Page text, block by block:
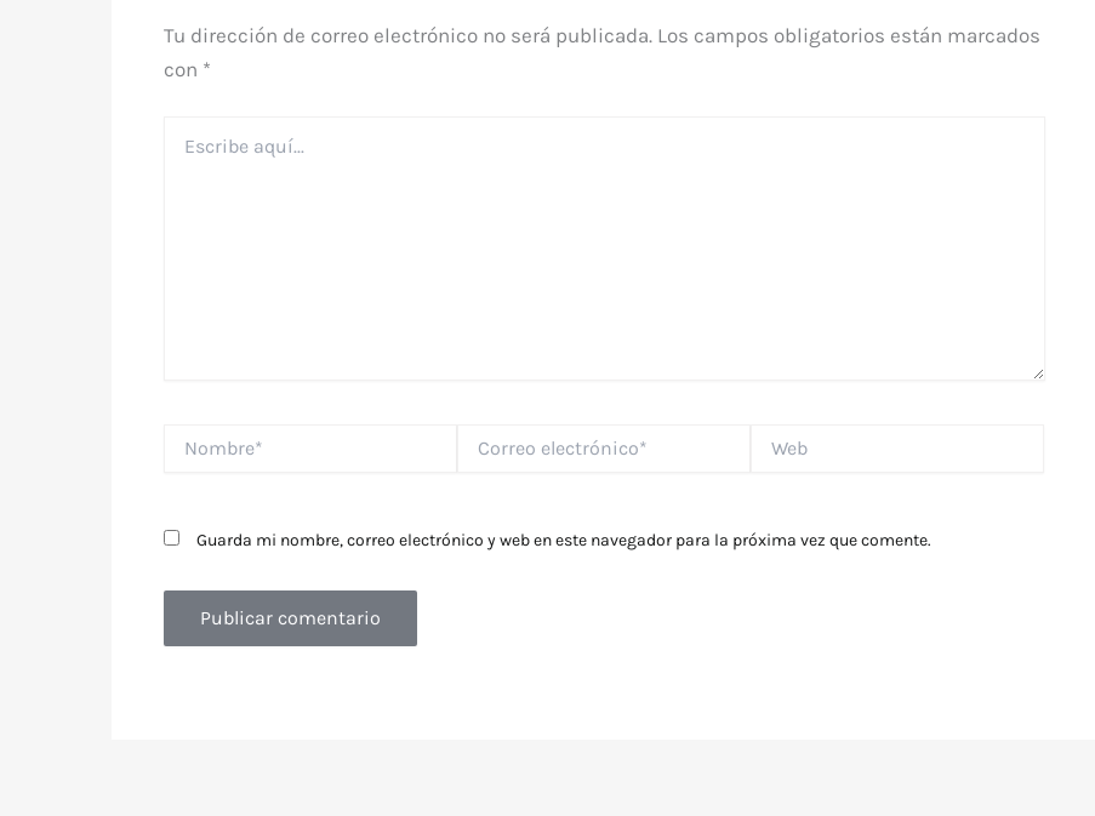
Tu dirección de correo electrónico no será publicada. Los campos obligatorios están marcados
con *
aquí...
electrónico*
Guarda mi nombre, correo electrónico y web en este navegador para la próxima vez que comente.